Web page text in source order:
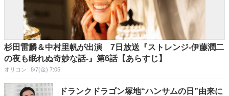
杉田雷麟＆中村里帆が出演 7日放送『ストレンジ-伊藤潤二
の夜も眠れぬ奇妙な話-』第6話【あらすじ】
オリコン 8/7(金) 7:05
ドランクドラゴン塚地“ハンサムの日”由来に